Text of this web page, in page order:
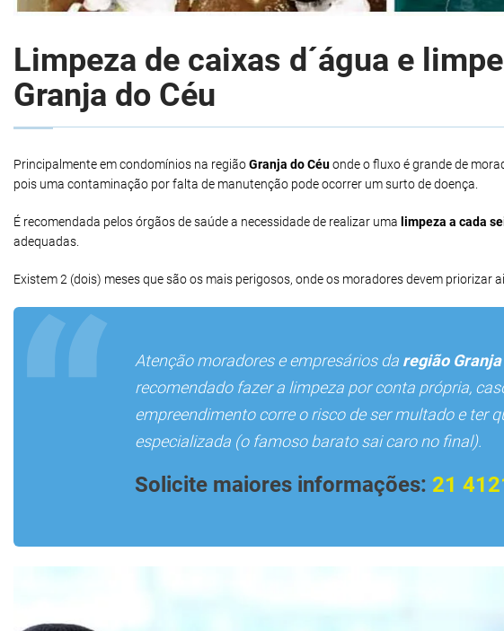
Limpeza de caixas d´água e
Granja do Céu
Principalmente em condomínios na regiãoGranja do Céuonde o fluxo é grande de
pois uma contaminação por falta de manutenção pode ocorrer um surto de doença.
É recomendada pelos órgãos de saúde a necessidade de realizar uma limpeza a cada
adequadas.
Existem 2 (dois) meses que são os mais perigosos, onde os moradores devem priorizar
Atenção moradores e empresários da região Granja
recomendado fazer a limpeza por conta própria,
empreendimento corre o risco de ser multado e ter
especializada (o famoso barato sai caro no final).
Solicite maiores informações: 21